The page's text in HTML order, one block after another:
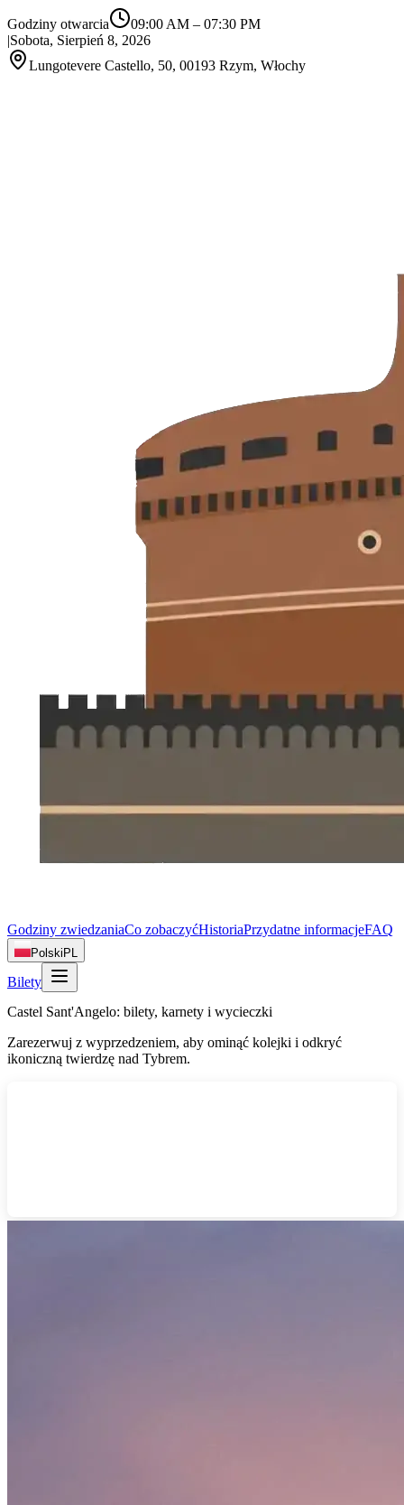
Godziny otwarcia 09:00 AM – 07:30 PM
|Sobota, Sierpień 8, 2026
Lungotevere Castello, 50, 00193 Rzym, Włochy
Godziny zwiedzaniaCo zobaczyćHistoriaPrzydatne informacjeFAQ
Polski PL
Bilety
Castel Sant'Angelo: bilety, karnety i wycieczki
Zarezerwuj z wyprzedzeniem, aby ominąć kolejki i odkryć
ikoniczną twierdzę nad Tybrem.